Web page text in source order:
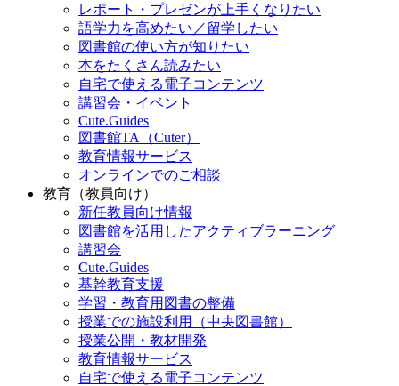
レポート・プレゼンが上手くなりたい
語学力を高めたい／留学したい
図書館の使い方が知りたい
本をたくさん読みたい
自宅で使える電子コンテンツ
講習会・イベント
Cute.Guides
図書館TA（Cuter）
教育情報サービス
オンラインでのご相談
教育（教員向け）
新任教員向け情報
図書館を活用したアクティブラーニング
講習会
Cute.Guides
基幹教育支援
学習・教育用図書の整備
授業での施設利用（中央図書館）
授業公開・教材開発
教育情報サービス
自宅で使える電子コンテンツ